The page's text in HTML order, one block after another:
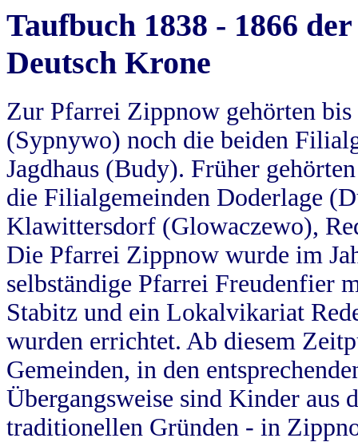
Taufbuch 1838 - 1866
Deutsch Krone
Zur Pfarrei Zippnow gehörten
(Sypnywo) noch die beiden
Jagdhaus (Budy). Früher
die Filialgemeinden Doderlage
Klawittersdorf (Glowaczewo),
Die Pfarrei Zippnow wurde im
selbständige Pfarrei Freudenfier
Stabitz und ein Lokalvikariat
wurden errichtet. Ab diesem
Gemeinden, in den
Übergangsweise sind Kinder aus
traditionellen Gründen - in